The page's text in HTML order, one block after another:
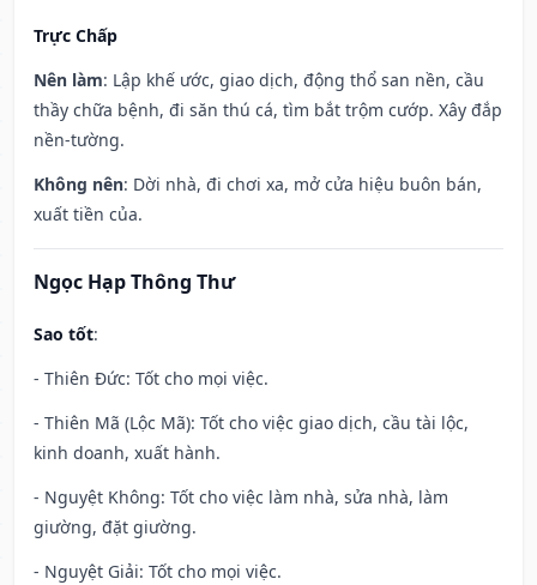
Trực Chấp
Nên làm: Lập khế ước, giao dịch, động thổ san nền, cầu
thầy chữa bệnh, đi săn thú cá, tìm bắt trộm cướp. Xây đắp
nền-tường.
Không nên: Dời nhà, đi chơi xa, mở cửa hiệu buôn bán,
xuất tiền của.
Ngọc Hạp Thông Thư
Sao tốt:
- Thiên Đức: Tốt cho mọi việc.
- Thiên Mã (Lộc Mã): Tốt cho việc giao dịch, cầu tài lộc,
kinh doanh, xuất hành.
- Nguyệt Không: Tốt cho việc làm nhà, sửa nhà, làm
giường, đặt giường.
- Nguyệt Giải: Tốt cho mọi việc.